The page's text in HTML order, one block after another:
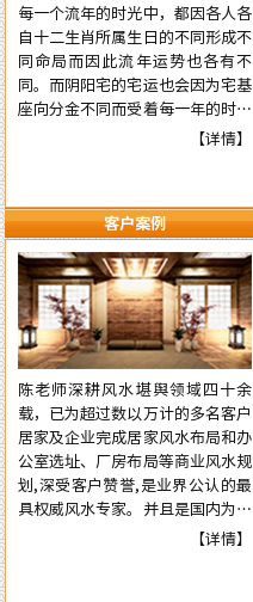
每一个流年的时光中，都因各人各
自十二生肖所属生日的不同形成不
同命局而因此流年运势也各有不
同。而阴阳宅的宅运也会因为宅基
座向分金不同而受着每一年的时光
气运的不同影响，在阳宅置业建造
在阳宅置业建造和阴宅修造的事项
择吉中做到正确，就需要了解一下
2026年阴阳宅风水修造动土入宅
择吉的具体要点，为心宜的吉屋修
建入宅或阴宅的修造选取到一个能
够趋吉避凶的好日辰而做好规划，
争取更大的成就……
【详情】
客户案例
陈老师深耕风水堪舆领域四十余
载，已为超过数以万计的多名客户
居家及企业完成居家风水布局和办
公室选址、厂房布局等商业风水规
划,深受客户赞誉,是业界公认的最
具权威风水专家。并且是国内为数
不多的资深四柱周易预测师，在四
【详情】